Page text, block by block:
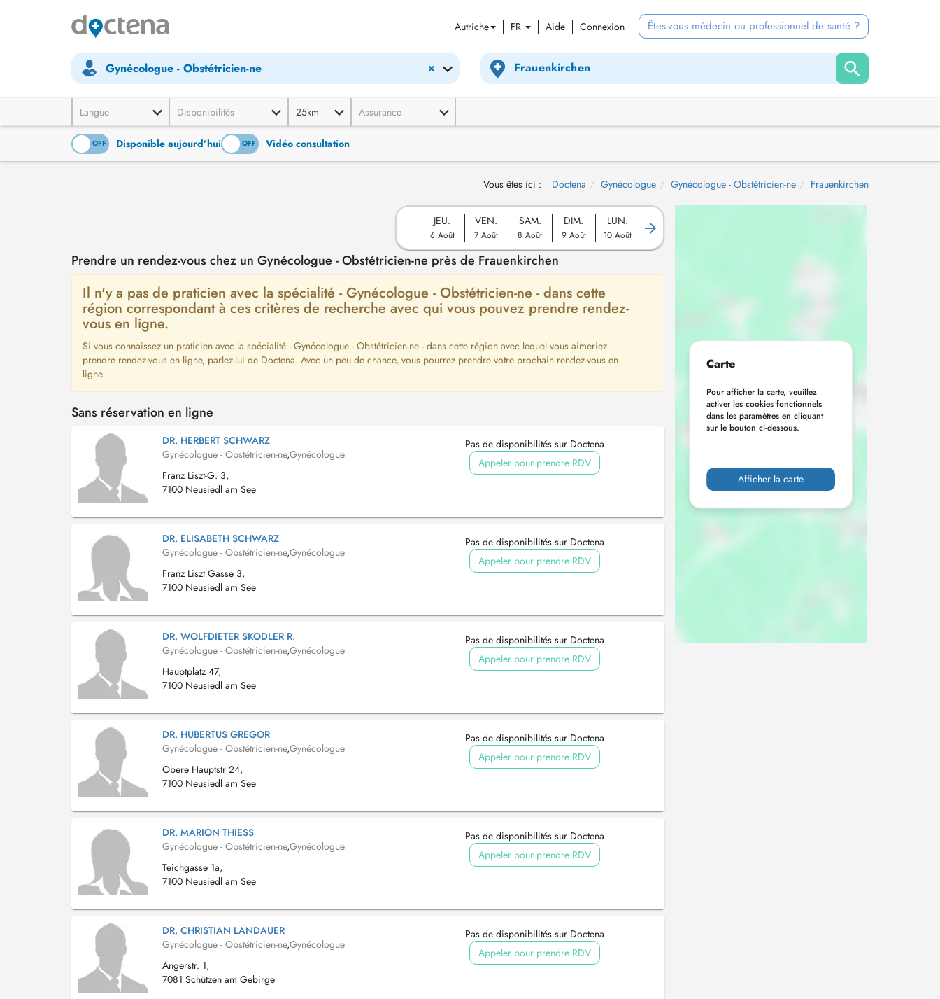
Autriche FR Aide Connexion Êtes-vous médecin ou professionnel de santé ?
×
Gynécologue - Obstétricien-ne
Langue Disponibilités 25km Assurance
OFF Disponible aujourd’hui
ON OFF Vidéo consultation
Vous êtes ici : Doctena Gynécologue Gynécologue - Obstétricien-ne Frauenkirchen
JEU.
6 Août
VEN.
7 Août
SAM.
8 Août
DIM.
9 Août
LUN.
10 Août
Prendre un rendez-vous chez un Gynécologue - Obstétricien-ne près de Frauenkirchen
Il n'y a pas de praticien avec la spécialité - Gynécologue - Obstétricien-ne - dans cette
région correspondant à ces critères de recherche avec qui vous pouvez prendre rendez-
vous en ligne.
Si vous connaissez un praticien avec la spécialité - Gynécologue - Obstétricien-ne - dans cette région avec lequel vous aimeriez
prendre rendez-vous en ligne, parlez-lui de Doctena. Avec un peu de chance, vous pourrez prendre votre prochain rendez-vous en
ligne.
Sans réservation en ligne
DR. HERBERT SCHWARZ
Gynécologue - Obstétricien-ne,Gynécologue
Franz Liszt-G. 3,
7100 Neusiedl am See
Pas de disponibilités sur Doctena
Appeler pour prendre RDV
DR. ELISABETH SCHWARZ
Gynécologue - Obstétricien-ne,Gynécologue
Franz Liszt Gasse 3,
7100 Neusiedl am See
Pas de disponibilités sur Doctena
Appeler pour prendre RDV
DR. WOLFDIETER SKODLER R.
Gynécologue - Obstétricien-ne,Gynécologue
Hauptplatz 47,
7100 Neusiedl am See
Pas de disponibilités sur Doctena
Appeler pour prendre RDV
DR. HUBERTUS GREGOR
Gynécologue - Obstétricien-ne,Gynécologue
Obere Hauptstr 24,
7100 Neusiedl am See
Pas de disponibilités sur Doctena
Appeler pour prendre RDV
DR. MARION THIESS
Gynécologue - Obstétricien-ne,Gynécologue
Teichgasse 1a,
7100 Neusiedl am See
Pas de disponibilités sur Doctena
Appeler pour prendre RDV
DR. CHRISTIAN LANDAUER
Gynécologue - Obstétricien-ne,Gynécologue
Angerstr. 1,
7081 Schützen am Gebirge
Pas de disponibilités sur Doctena
Appeler pour prendre RDV
Carte
Pour afficher la carte, veuillez
activer les cookies fonctionnels
dans les paramètres en cliquant
sur le bouton ci-dessous.
Afficher la carte